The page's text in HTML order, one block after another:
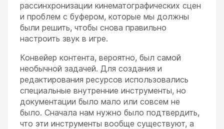
рассинхронизации кинематографических сцен
и проблем с буфером, которые мы должны
были решить, чтобы снова правильно
настроить звук в игре.
Конвейер контента, вероятно, был самой
необычной задачей. Для создания и
редактирования ресурсов использовались
специальные внутренние инструменты, но
документации было мало или совсем не
было. Сначала нам нужно было подтвердить,
что эти инструменты вообще существуют, а